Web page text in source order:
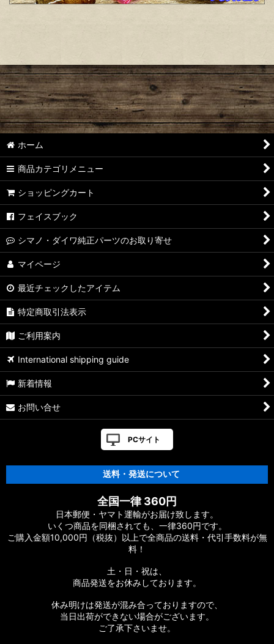
ホーム
商品カテゴリメニュー
ショッピングカート
フェイスブック
シマノ・ダイワ純正パーツのお取り寄せ
マイページ
最近チェックしたアイテム
特定商取引法表示
ご利用案内
International shipping guide
新着情報
お問い合せ
PCサイト
送料・発送について
全国一律 360円
日本郵便・ヤマト運輸がお届け致します。
いくつ商品を同梱されても、一律360円です。
ご購入金額10,000円（税抜）以上で全商品の送料・代引手数料が無
料！
土・日・祝は、
商品発送をお休みしております。
休み明けは発送が混み合っておりますので、
当日出荷ができない場合がございます。
ご了承下さいませ。